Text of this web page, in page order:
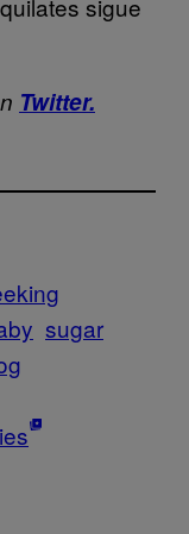
Twitter.
sugar